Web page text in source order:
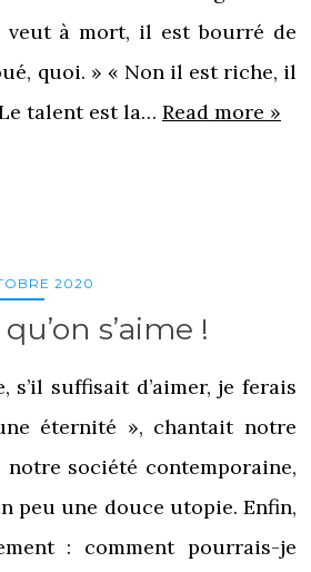
veut à mort, il est bourré de
quoi. » « Non il est riche, il
talent est la… Read more »
2020
s’aime !
s’il suffisait d’aimer, je ferais
éternité », chantait notre
société contemporaine,
peu une douce utopie. Enfin,
: comment pourrais-je